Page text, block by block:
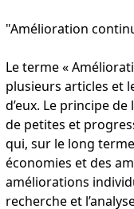
"Amélioration
Le terme «
plusieurs articles et
d’eux. Le principe
de petites et
qui, sur le long
économies et des
améliorations
recherche et